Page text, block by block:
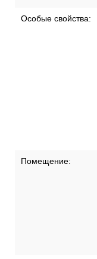
Особые свойства:
Помещение: